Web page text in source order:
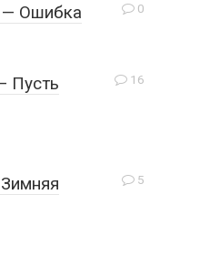
0
— Ошибка
16
Пусть
5